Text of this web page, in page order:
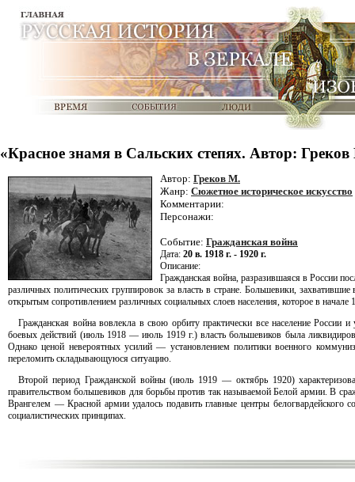
«Красное знамя в Сальских степях. Автор:
Автор: Греков М.
Жанр: Сюжетное историческое искусство
Комментарии:
Персонажи:
Событие: Гражданская война
Дата: 20 в. 1918 г. - 1920 г.
Описание:
Гражданская война, разразившаяся в России
различных политических группировок за власть в стране. Большевики, захватившие
открытым сопротивлением различных социальных слоев населения, которое в
Гражданская война вовлекла в свою орбиту практически все население России
боевых действий (июль 1918 — июль 1919 г.) власть большевиков была
Однако ценой невероятных усилий — установлением политики военного
переломить складывающуюся ситуацию.
Второй период Гражданской войны (июль 1919 — октябрь 1920)
правительством большевиков для борьбы против так называемой Белой армии. В
Врангелем — Красной армии удалось подавить главные центры белогвардейского
социалистических принципах.